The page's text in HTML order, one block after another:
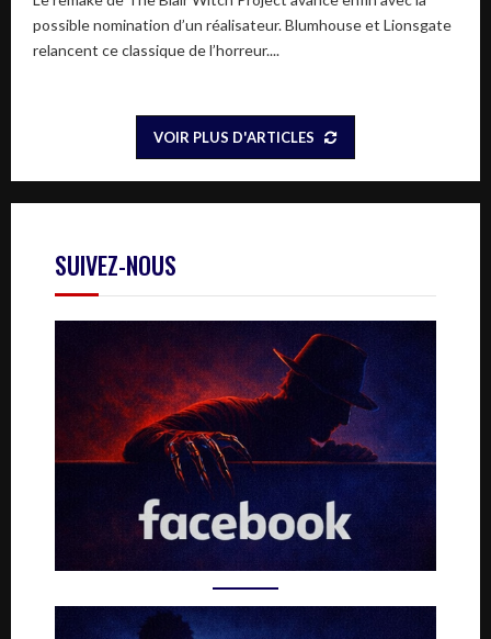
possible nomination d’un réalisateur. Blumhouse et Lionsgate
relancent ce classique de l’horreur....
VOIR PLUS D'ARTICLES
SUIVEZ-NOUS